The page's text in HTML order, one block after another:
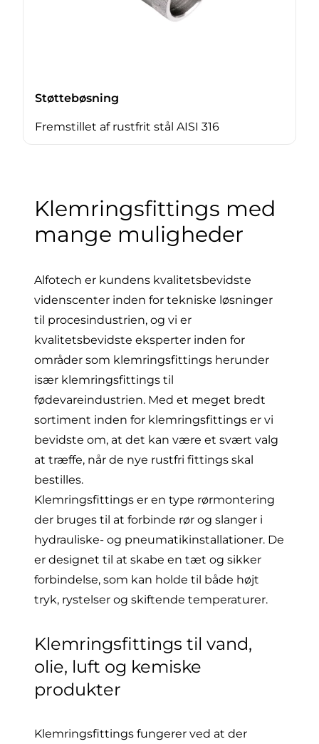
Støttebøsning
Fremstillet af rustfrit stål AISI 316
Klemringsfittings med
mange muligheder
Alfotech er kundens kvalitetsbevidste
videnscenter inden for tekniske løsninger
til procesindustrien, og vi er
kvalitetsbevidste eksperter inden for
områder som klemringsfittings herunder
især klemringsfittings til
fødevareindustrien. Med et meget bredt
sortiment inden for klemringsfittings er vi
bevidste om, at det kan være et svært valg
at træffe, når de nye rustfri fittings skal
bestilles.
Klemringsfittings er en type rørmontering
der bruges til at forbinde rør og slanger i
hydrauliske- og pneumatikinstallationer. De
er designet til at skabe en tæt og sikker
forbindelse, som kan holde til både højt
tryk, rystelser og skiftende temperaturer.
Klemringsfittings til vand,
olie, luft og kemiske
produkter
Klemringsfittings fungerer ved at der